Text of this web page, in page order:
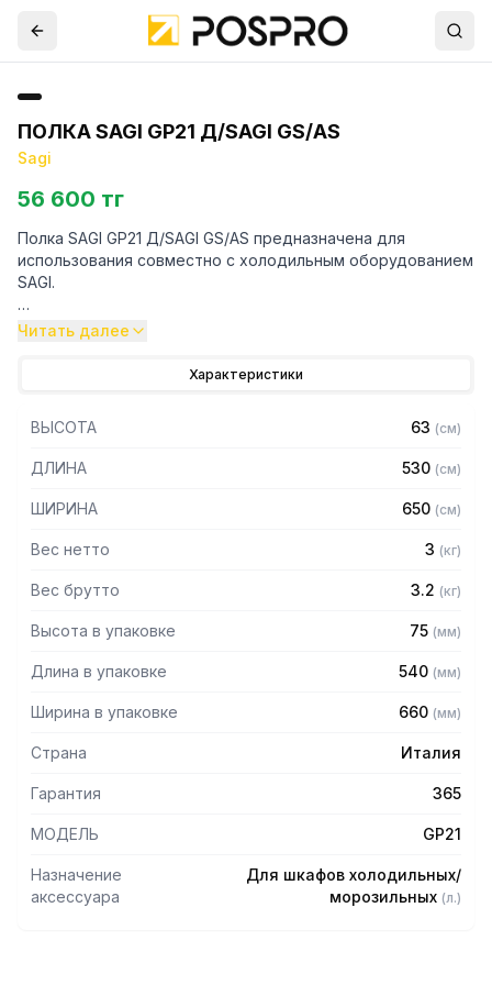
ПОЛКА SAGI GP21 Д/SAGI GS/AS
Sagi
56 600 тг
Полка SAGI GP21 Д/SAGI GS/AS предназначена для
использования совместно с холодильным оборудованием
SAGI.
Особенности:
- Полка с пластиковым покрытием, размер GN2/1
Для уточнения совместимости аксессуаров с
оборудованием просим обратиться к вашим менеджерам.
Читать далее
Характеристики
ВЫСОТА 63 (см)
ДЛИНА 530 (см)
ШИРИНА 650 (см)
Вес нетто 3 (кг)
Вес брутто 3.2 (кг)
Высота в упаковке 75 (мм)
Длина в упаковке 540 (мм)
Ширина в упаковке 660 (мм)
Страна Италия
Гарантия 365
МОДЕЛЬ GP21
Назначение
аксессуара
Для шкафов холодильных/
морозильных (л.)